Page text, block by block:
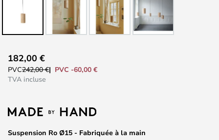
to
the
the
gallery
Suspension Ro Ø15 - Fabriquée à la main
182,00 €
PVC242,00 €
PVC -60,00 €
TVA incluse